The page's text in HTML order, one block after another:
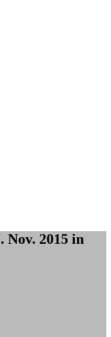
Nov. 2015 in